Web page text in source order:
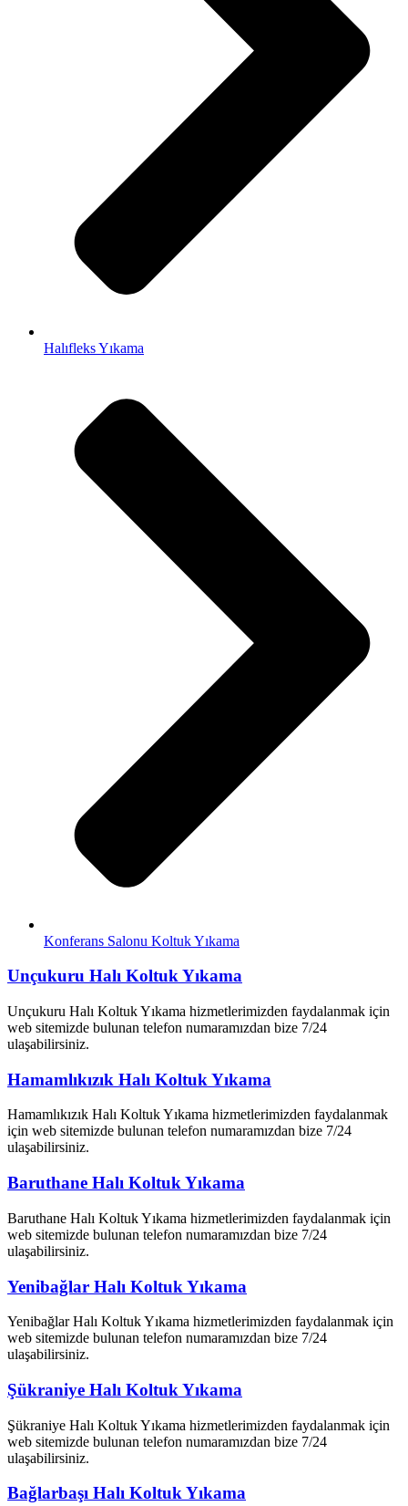
Halıfleks Yıkama
Konferans Salonu Koltuk Yıkama
Unçukuru Halı Koltuk Yıkama
Unçukuru Halı Koltuk Yıkama hizmetlerimizden faydalanmak için
web sitemizde bulunan telefon numaramızdan bize 7/24
ulaşabilirsiniz.
Hamamlıkızık Halı Koltuk Yıkama
Hamamlıkızık Halı Koltuk Yıkama hizmetlerimizden faydalanmak
için web sitemizde bulunan telefon numaramızdan bize 7/24
ulaşabilirsiniz.
Baruthane Halı Koltuk Yıkama
Baruthane Halı Koltuk Yıkama hizmetlerimizden faydalanmak için
web sitemizde bulunan telefon numaramızdan bize 7/24
ulaşabilirsiniz.
Yenibağlar Halı Koltuk Yıkama
Yenibağlar Halı Koltuk Yıkama hizmetlerimizden faydalanmak için
web sitemizde bulunan telefon numaramızdan bize 7/24
ulaşabilirsiniz.
Şükraniye Halı Koltuk Yıkama
Şükraniye Halı Koltuk Yıkama hizmetlerimizden faydalanmak için
web sitemizde bulunan telefon numaramızdan bize 7/24
ulaşabilirsiniz.
Bağlarbaşı Halı Koltuk Yıkama